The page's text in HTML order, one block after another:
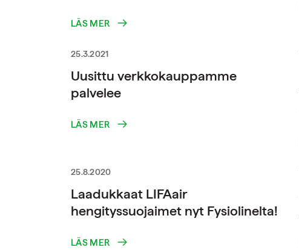
LÄS MER
25.3.2021
Uusittu verkkokauppamme
palvelee
LÄS MER
25.8.2020
Laadukkaat LIFAair
hengityssuojaimet nyt Fysiolinelta!
LÄS MER